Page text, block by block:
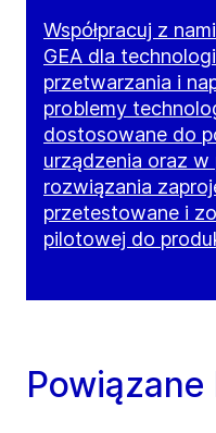
Współpracuj z
GEA dla
przetwarzania i
problemy
dostosowane do
urządzenia oraz w
rozwiązania
przetestowane i
pilotowej do